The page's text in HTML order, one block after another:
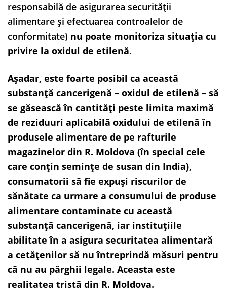
responsabilă de asigurarea securității
alimentare și efectuarea controalelor de
conformitate) nu poate monitoriza situația cu
privire la oxidul de etilenă.
Așadar, este foarte posibil ca această
substanță cancerigenă – oxidul de etilenă – să
se găsească în cantități peste limita maximă
de reziduuri aplicabilă oxidului de etilenă în
produsele alimentare de pe rafturile
magazinelor din R. Moldova (în special cele
care conțin semințe de susan din India),
consumatorii să fie expuși riscurilor de
sănătate ca urmare a consumului de produse
alimentare contaminate cu această
substanță cancerigenă, iar instituțiile
abilitate în a asigura securitatea alimentară
a cetățenilor să nu întreprindă măsuri pentru
că nu au pârghii legale. Aceasta este
realitatea tristă din R. Moldova.